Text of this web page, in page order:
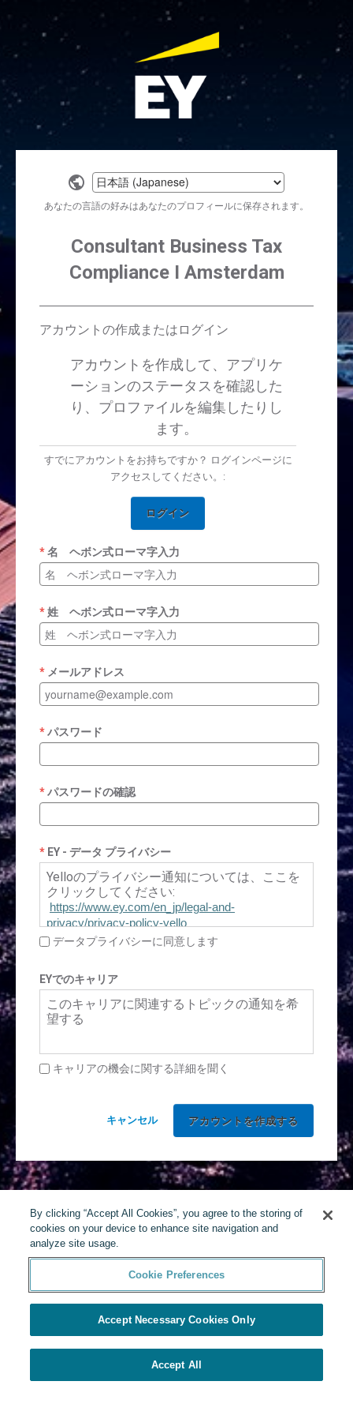
Select
a
language
あなたの言語の好みはあなたのプロフィールに保存されます。
Consultant Business Tax
Compliance I Amsterdam
アカウントの作成またはログイン
アカウントを作成して、アプリケ
ーションのステータスを確認した
り、プロファイルを編集したりし
ます。
すでにアカウントをお持ちですか？ ログインページに
アクセスしてください。:
ログイン
名 ヘボン式ローマ字入力
姓 ヘボン式ローマ字入力
メールアドレス
パスワード
パスワードの確認
EY - データ プライバシー
Yelloのプライバシー通知については、ここを
クリックしてください:
https://www.ey.com/en_jp/legal-and-
privacy/privacy-policy-yello
データプライバシーに同意します
EYでのキャリア
このキャリアに関連するトピックの通知を希
望する
キャリアの機会に関する詳細を聞く
キャンセル
By clicking “Accept All Cookies”, you agree to the storing of
cookies on your device to enhance site navigation and
analyze site usage.
Cookie Preferences
Accept Necessary Cookies Only
Accept All